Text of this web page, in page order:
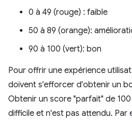
0 à 49 (rouge) : faible
50 à 89 (orange):
90 à 100 (vert): bon
Pour offrir une expérience
doivent s'efforcer d'obtenir un
Obtenir un score "parfait" de
difficile et n'est pas attendu. Par